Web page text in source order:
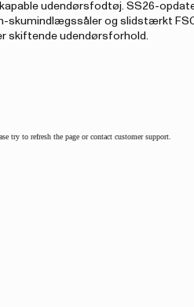
udendørsfodtøj. SS26-
skumindlægssåler og slidstærkt
skiftende udendørsforhold.
try to refresh the page or contact customer support.